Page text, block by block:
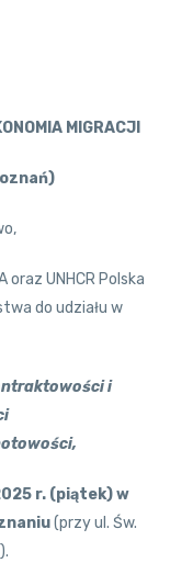
MIGRACJI
oraz UNHCR Polska
do udziału w
i
r. (piątek) w
(przy ul. Św.